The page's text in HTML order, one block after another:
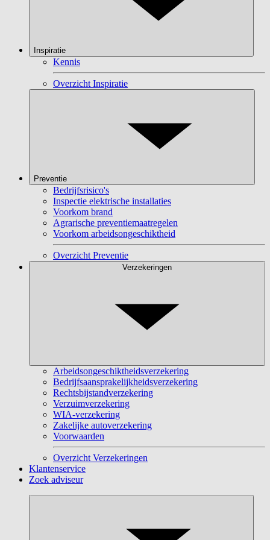
Inspiratie
Kennis
Overzicht Inspiratie
Preventie
Bedrijfsrisico's
Inspectie elektrische installaties
Voorkom brand
Agrarische preventiemaatregelen
Voorkom arbeidsongeschiktheid
Overzicht Preventie
Verzekeringen
Arbeidsongeschiktheidsverzekering
Bedrijfsaansprakelijkheidsverzekering
Rechtsbijstandverzekering
Verzuimverzekering
WIA-verzekering
Zakelijke autoverzekering
Voorwaarden
Overzicht Verzekeringen
Klantenservice
Zoek adviseur